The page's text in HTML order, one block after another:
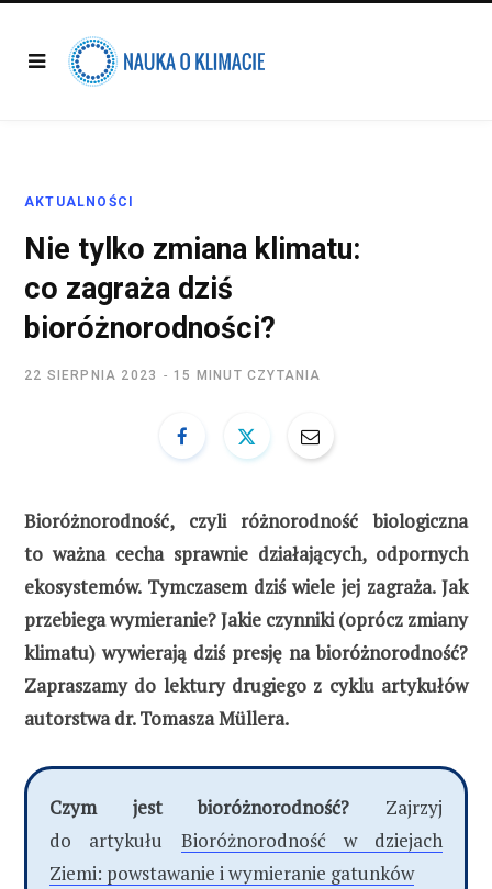
AKTUALNOŚCI
Nie tylko zmiana klimatu:
co zagraża dziś
bioróżnorodności?
22 SIERPNIA 2023 15 MINUT CZYTANIA
Bioróżnorodność, czyli różnorodność biologiczna
to ważna cecha sprawnie działających, odpornych
ekosystemów. Tymczasem dziś wiele jej zagraża. Jak
przebiega wymieranie? Jakie czynniki (oprócz zmiany
klimatu) wywierają dziś presję na bioróżnorodność?
Zapraszamy do lektury drugiego z cyklu artykułów
autorstwa dr. Tomasza Müllera.
Czym jest bioróżnorodność? Zajrzyj
do artykułu Bioróżnorodność w dziejach
Ziemi: powstawanie i wymieranie gatunków